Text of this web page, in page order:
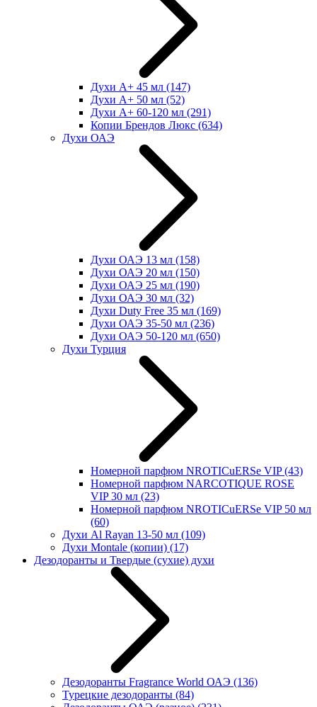
Духи А+ 45 мл (147)
Духи А+ 50 мл (52)
Духи А+ 60-120 мл (291)
Копии Брендов Люкс (634)
Духи ОАЭ
Духи ОАЭ 13 мл (158)
Духи ОАЭ 20 мл (150)
Духи ОАЭ 25 мл (190)
Духи ОАЭ 30 мл (32)
Духи Duty Free 35 мл (169)
Духи ОАЭ 35-50 мл (236)
Духи ОАЭ 50-120 мл (650)
Духи Турция
Номерной парфюм NROTICuERSe VIP(43)
Номерной парфюм NARCOTIQUE ROSE
VIP 30 мл (23)
Номерной парфюм NROTICuERSe VIP 50 мл
(60)
Духи Al Rayan 13-50 мл (109)
Духи Montale (копии) (17)
Дезодоранты и Твердые (сухие) духи
Дезодоранты Fragrance World ОАЭ (136)
Турецкие дезодоранты (84)